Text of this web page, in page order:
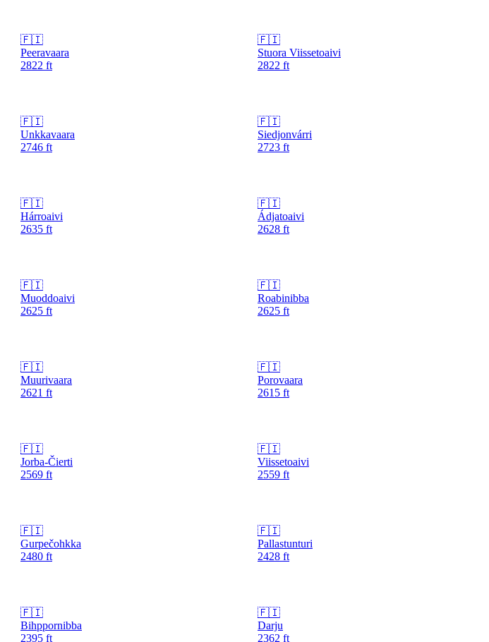
🇫🇮
Peeravaara
2822 ft
🇫🇮
Stuora Viissetoaivi
2822 ft
🇫🇮
Unkkavaara
2746 ft
🇫🇮
Siedjonvárri
2723 ft
🇫🇮
Hárroaivi
2635 ft
🇫🇮
Ádjatoaivi
2628 ft
🇫🇮
Muoddoaivi
2625 ft
🇫🇮
Roabinibba
2625 ft
🇫🇮
Muurivaara
2621 ft
🇫🇮
Porovaara
2615 ft
🇫🇮
Jorba-Čierti
2569 ft
🇫🇮
Viissetoaivi
2559 ft
🇫🇮
Gurpečohkka
2480 ft
🇫🇮
Pallastunturi
2428 ft
🇫🇮
Bihppornibba
2395 ft
🇫🇮
Darju
2362 ft